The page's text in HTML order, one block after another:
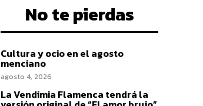
No te pierdas
Cultura y ocio en el agosto
menciano
agosto 4, 2026
La Vendimia Flamenca tendrá la